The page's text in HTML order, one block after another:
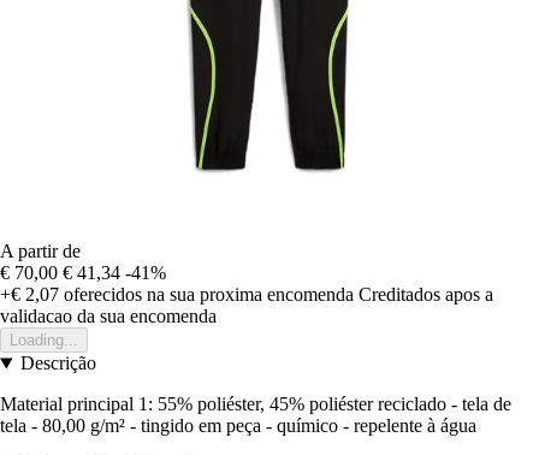
A partir de
€ 70,00 € 41,34 -41%
+€ 2,07 oferecidos na sua proxima encomenda Creditados apos a
validacao da sua encomenda
Loading...
Descrição
Material principal 1: 55% poliéster, 45% poliéster reciclado - tela de
tela - 80,00 g/m² - tingido em peça - químico - repelente à água